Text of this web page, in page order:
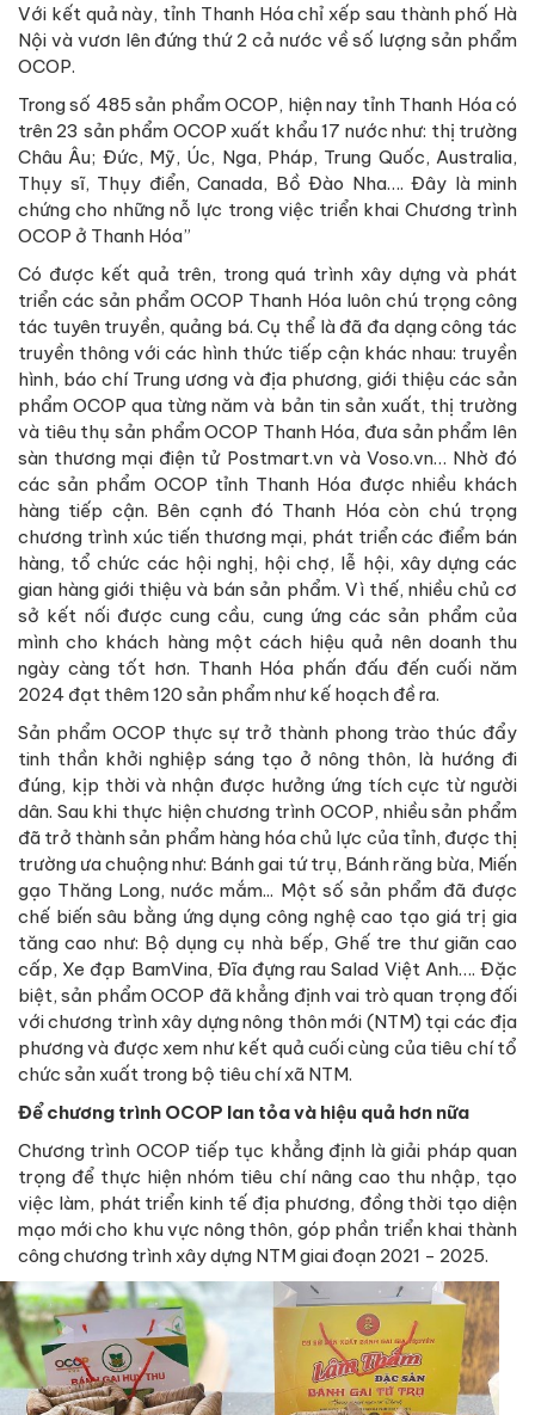
Với kết quả này, tỉnh Thanh Hóa chỉ xếp sau thành phố Hà
Nội và vươn lên đứng thứ 2 cả nước về số lượng sản phẩm
OCOP.
Trong số 485 sản phẩm OCOP, hiện nay tỉnh Thanh Hóa có
trên 23 sản phẩm OCOP xuất khẩu 17 nước như: thị trường
Châu Âu; Đức, Mỹ, Úc, Nga, Pháp, Trung Quốc, Australia,
Thụy sĩ, Thụy điển, Canada, Bồ Đào Nha…. Đây là minh
chứng cho những nỗ lực trong việc triển khai Chương trình
OCOP ở Thanh Hóa”
Có được kết quả trên, trong quá trình xây dựng và phát
triển các sản phẩm OCOP Thanh Hóa luôn chú trọng công
tác tuyên truyền, quảng bá. Cụ thể là đã đa dạng công tác
truyền thông với các hình thức tiếp cận khác nhau: truyền
hình, báo chí Trung ương và địa phương, giới thiệu các sản
phẩm OCOP qua từng năm và bản tin sản xuất, thị trường
và tiêu thụ sản phẩm OCOP Thanh Hóa, đưa sản phẩm lên
sàn thương mại điện tử Postmart.vn và Voso.vn… Nhờ đó
các sản phẩm OCOP tỉnh Thanh Hóa được nhiều khách
hàng tiếp cận. Bên cạnh đó Thanh Hóa còn chú trọng
chương trình xúc tiến thương mại, phát triển các điểm bán
hàng, tổ chức các hội nghị, hội chợ, lễ hội, xây dựng các
gian hàng giới thiệu và bán sản phẩm. Vì thế, nhiều chủ cơ
sở kết nối được cung cầu, cung ứng các sản phẩm của
mình cho khách hàng một cách hiệu quả nên doanh thu
ngày càng tốt hơn. Thanh Hóa phấn đấu đến cuối năm
2024 đạt thêm 120 sản phẩm như kế hoạch đề ra.
Sản phẩm OCOP thực sự trở thành phong trào thúc đẩy
tinh thần khởi nghiệp sáng tạo ở nông thôn, là hướng đi
đúng, kịp thời và nhận được hưởng ứng tích cực từ người
dân. Sau khi thực hiện chương trình OCOP, nhiều sản phẩm
đã trở thành sản phẩm hàng hóa chủ lực của tỉnh, được thị
trường ưa chuộng như: Bánh gai tứ trụ, Bánh răng bừa, Miến
gạo Thăng Long, nước mắm... Một số sản phẩm đã được
chế biến sâu bằng ứng dụng công nghệ cao tạo giá trị gia
tăng cao như: Bộ dụng cụ nhà bếp, Ghế tre thư giãn cao
cấp, Xe đạp BamVina, Đĩa đựng rau Salad Việt Anh…. Đặc
biệt, sản phẩm OCOP đã khẳng định vai trò quan trọng đối
với chương trình xây dựng nông thôn mới (NTM) tại các địa
phương và được xem như kết quả cuối cùng của tiêu chí tổ
chức sản xuất trong bộ tiêu chí xã NTM.
Để chương trình OCOP lan tỏa và hiệu quả hơn nữa
Chương trình OCOP tiếp tục khẳng định là giải pháp quan
trọng để thực hiện nhóm tiêu chí nâng cao thu nhập, tạo
việc làm, phát triển kinh tế địa phương, đồng thời tạo diện
mạo mới cho khu vực nông thôn, góp phần triển khai thành
công chương trình xây dựng NTM giai đoạn 2021 - 2025.